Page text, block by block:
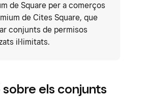
de Square per a comerços
de Cites Square, que
conjunts de permisos
il·limitats.
els conjunts